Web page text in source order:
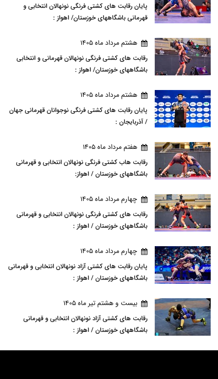
پایان رقابت های کشتی فرنگی نونهالان انتخابی و
قهرمانی باشگاههای خوزستان/ اهواز :
هشتم مرداد ماه 1405
رقابت های کشتی فرنگی نونهالان قهرمانی و انتخابی
باشگاههای خوزستان/ اهواز :
هشتم مرداد ماه 1405
پایان رقابت های کشتی فرنگی نوجوانان قهرمانی جهان
/ آذربایجان :
هفتم مرداد ماه 1405
رقابت هاب کشتی فرنگی نونهالان انتخابی و قهرمانی
باشگاههای خوزستان / اهواز:
چهارم مرداد ماه 1405
رقابت های کشتی فرنگی نونهالان انتخابی و قهرمانی
باشگاههای خوزستان / اهواز :
چهارم مرداد ماه 1405
پایان رقابت های کشتی آزاد نونهالان انتخابی و قهرمانی
باشگاههای خوزستان / اهواز :
بيست و هشتم تير ماه 1405
رقابت های کشتی آزاد نونهالان انتخابی و قهرمانی
باشگاههای خوزستان / اهواز :